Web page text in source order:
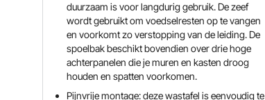
duurzaam is voor langdurig gebruik. De zeef
wordt gebruikt om voedselresten op te vangen
en voorkomt zo verstopping van de leiding. De
spoelbak beschikt bovendien over drie hoge
achterpanelen die je muren en kasten droog
houden en spatten voorkomen.
Pijnvrije montage: deze wastafel is eenvoudig te